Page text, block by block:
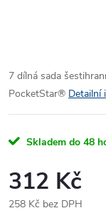
7 dílná sada
PocketStar® Detailní
Skladem do 48
312 Kč
258 Kč bez DPH